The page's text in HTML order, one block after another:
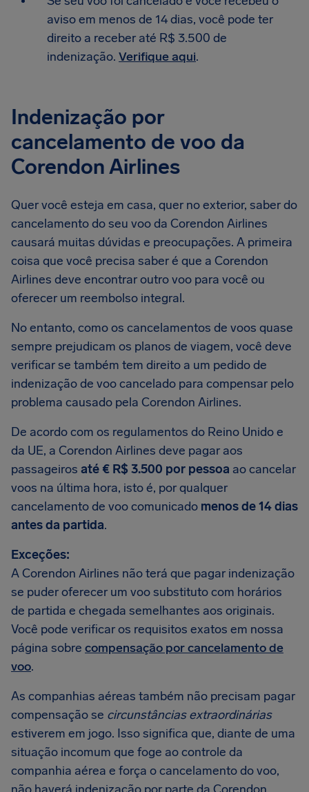
aviso em menos de 14 dias, você pode ter
direito a receber até R$ 3.500 de
indenização. Verifique aqui.
Indenização por
cancelamento de voo da
Corendon Airlines
Quer você esteja em casa, quer no exterior, saber do
cancelamento do seu voo da Corendon Airlines
causará muitas dúvidas e preocupações. A primeira
coisa que você precisa saber é que a Corendon
Airlines deve encontrar outro voo para você ou
oferecer um reembolso integral.
No entanto, como os cancelamentos de voos quase
sempre prejudicam os planos de viagem, você deve
verificar se também tem direito a um pedido de
indenização de voo cancelado para compensar pelo
problema causado pela Corendon Airlines.
De acordo com os regulamentos do Reino Unido e
da UE, a Corendon Airlines deve pagar aos
passageiros até € R$ 3.500 por pessoa ao cancelar
voos na última hora, isto é, por qualquer
cancelamento de voo comunicado menos de 14 dias
antes da partida.
Exceções:
A Corendon Airlines não terá que pagar indenização
se puder oferecer um voo substituto com horários
de partida e chegada semelhantes aos originais.
Você pode verificar os requisitos exatos em nossa
página sobre compensação por cancelamento de
voo.
As companhias aéreas também não precisam pagar
compensação se circunstâncias extraordinárias
estiverem em jogo. Isso significa que, diante de uma
situação incomum que foge ao controle da
companhia aérea e força o cancelamento do voo,